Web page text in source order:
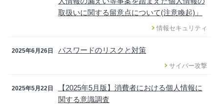
取扱いに関する留意点について(注意喚起)」
情報セキュリティ
2025年6月26日 パスワードのリスクと対策
サイバー攻撃
2025年5月22日
【2025年5月版】消費者における個人情報に
関する意識調査